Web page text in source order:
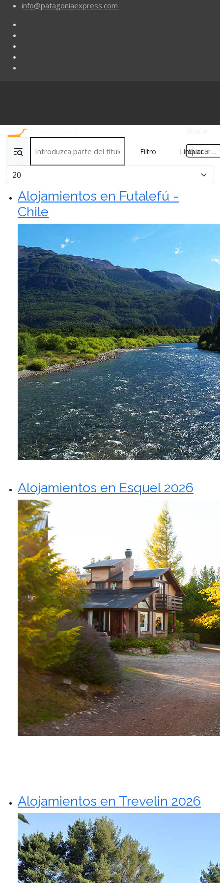
info@patagoniaexpress.com
Filtro Limpiar
Cantidad
Alojamientos en Futalefú -
Chile
Alojamientos en Esquel 2026
Alojamientos en Trevelin 2026